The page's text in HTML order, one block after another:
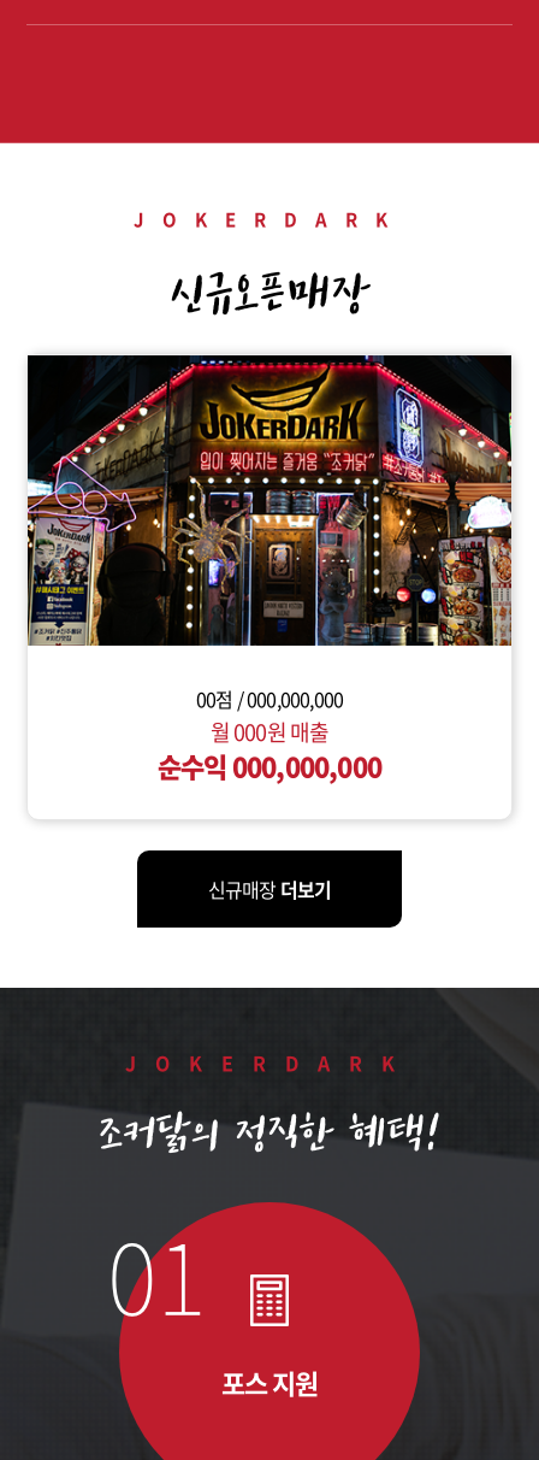
JOKERDARK
신규오픈매장
00점 / 000,000,000
월 000원 매출
순수익 000,000,000
신규매장 더보기
JOKERDARK
조커닭의 정직한 혜택!
포스 지원